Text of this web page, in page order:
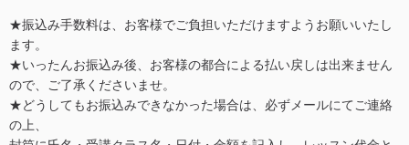
★振込み手数料は、お客様でご負担いただけますようお願いいたし
ます。
★いったんお振込み後、お客様の都合による払い戻しは出来ません
ので、ご了承くださいませ。
★どうしてもお振込みできなかった場合は、必ずメールにてご連絡
の上、